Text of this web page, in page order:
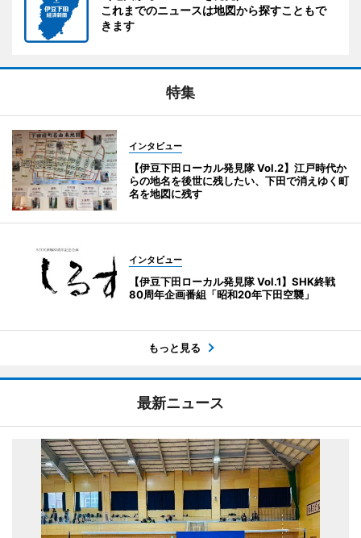
これまでのニュースは地図から探すこともで
きます
特集
インタビュー
【伊豆下田ローカル発見隊 Vol.2】江戸時代か
らの地名を後世に残したい、下田で消えゆく町
名を地図に残す
インタビュー
【伊豆下田ローカル発見隊 Vol.1】SHK終戦
80周年企画番組「昭和20年下田空襲」
もっと見る
最新ニュース